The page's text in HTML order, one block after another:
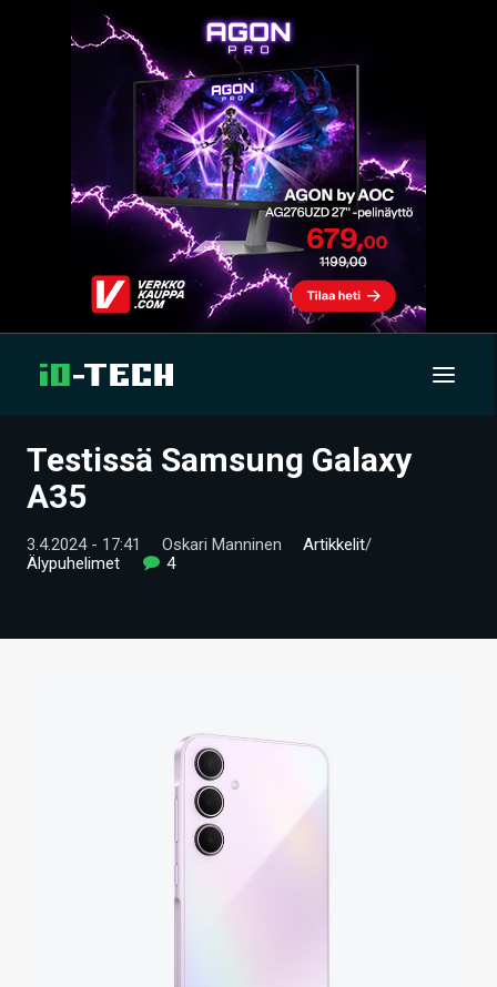
UUTISET
VIDEOT
Testissä Samsung Galaxy
A35
3.4.2024 - 17:41 Oskari Manninen Artikkelit/
Älypuhelimet
4